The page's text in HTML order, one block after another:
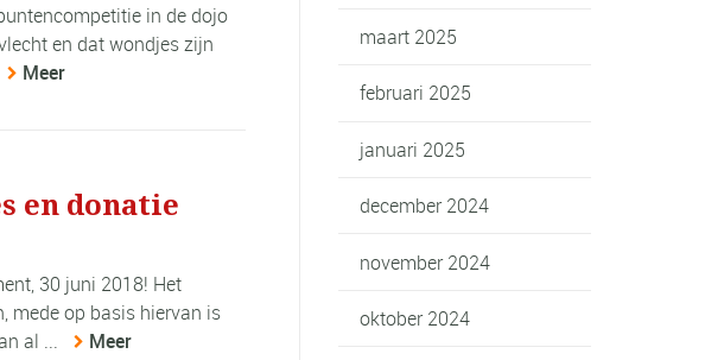
in de dojo
en dat wondjes zijn
Meer
en donatie
30 juni 2018! Het
mede op basis hiervan is
al ...
Meer
maart 2025
februari 2025
januari 2025
december 2024
november 2024
oktober 2024